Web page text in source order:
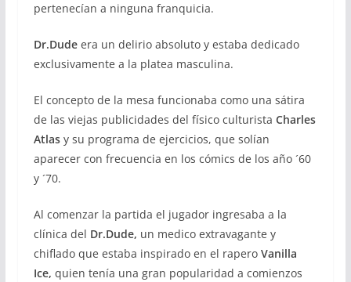
pertenecían a ninguna franquicia.
Dr.Dudeera un delirio absoluto y estaba dedicado
exclusivamente a la platea masculina.
El concepto de la mesa funcionaba como una sátira
de las viejas publicidades del físico culturista Charles
Atlasy su programa de ejercicios, que solían
aparecer con frecuencia en los cómics de los año ´60
y ´70.
Al comenzar la partida el jugador ingresaba a la
clínica del Dr.Dude, un medico extravagante y
chiflado que estaba inspirado en el rapero Vanilla
Ice, quien tenía una gran popularidad a comienzos